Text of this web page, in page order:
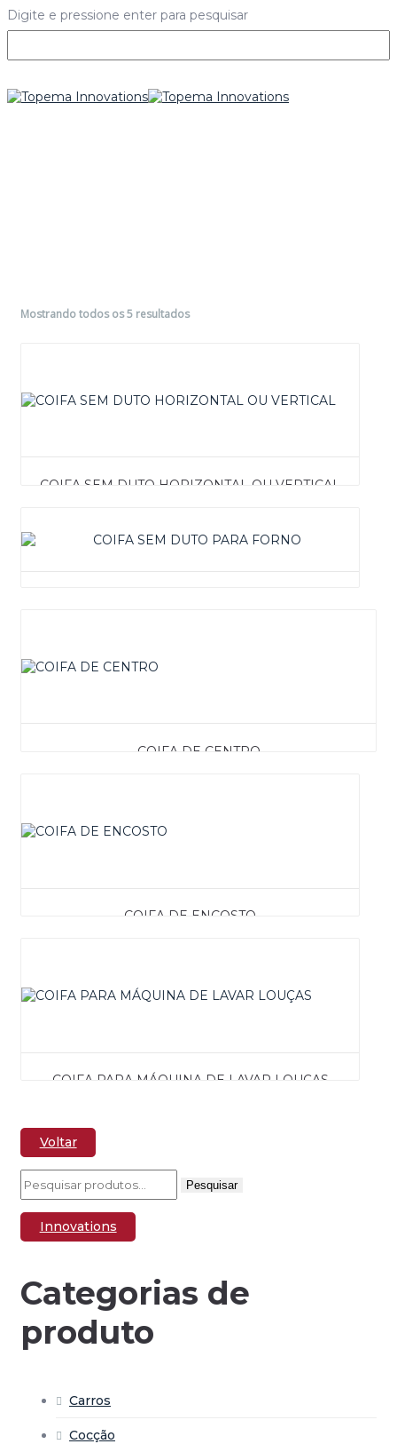
Digite e pressione enter para pesquisar
Mostrando todos os 5 resultados
COIFA SEM DUTO HORIZONTAL OU VERTICAL
COIFA DE CENTRO
COIFA DE ENCOSTO
COIFA PARA MÁQUINA DE LAVAR LOUÇAS
Voltar
Pesquisar
Innovations
Categorias de
produto
Carros
Cocção